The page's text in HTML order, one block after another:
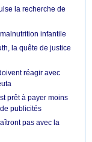
la recherche de
infantile
la quête de justice
réagir avec
prêt à payer moins
publicités
pas avec la